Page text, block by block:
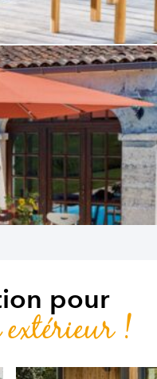
pour
extérieur !